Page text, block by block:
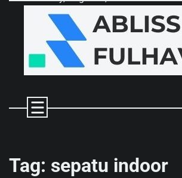
Tag: sepatu indoor